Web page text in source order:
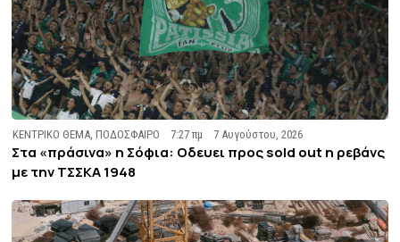
ΚΕΝΤΡΙΚΟ ΘΕΜΑ,ΠΟΔΟΣΦΑΙΡΟ 7:27 πμ 7 Αυγούστου, 2026
Στα «πράσινα» η Σόφια: Οδευει προς sold out η ρεβάνς
με την ΤΣΣΚΑ 1948